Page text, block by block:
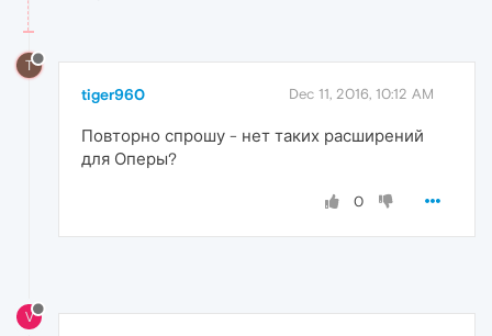
T
tiger960 Dec 11, 2016, 10:12 AM
Повторно спрошу - нет таких расширений
для Оперы?
0
V